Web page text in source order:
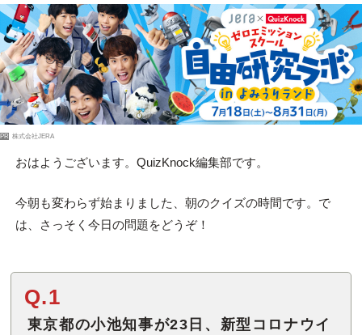
PR 株式会社JERA
おはようございます。QuizKnock編集部です。
今朝も変わらず始まりました、朝のクイズの時間です。で
は、さっそく今日の問題をどうぞ！
Q.1
東京都の小池知事が23日、新型コロナウイ